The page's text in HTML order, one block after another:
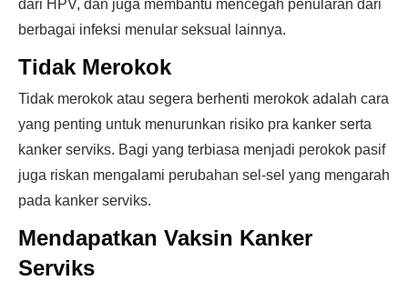
dari HPV, dan juga membantu mencegah penularan dari
berbagai infeksi menular seksual lainnya.
Tidak Merokok
Tidak merokok atau segera berhenti merokok adalah cara
yang penting untuk menurunkan risiko pra kanker serta
kanker serviks. Bagi yang terbiasa menjadi perokok pasif
juga riskan mengalami perubahan sel-sel yang mengarah
pada kanker serviks.
Mendapatkan Vaksin Kanker
Serviks